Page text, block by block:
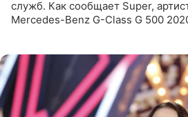
служб. Как сообщает Super,
Mercedes-Benz G-Class G 500